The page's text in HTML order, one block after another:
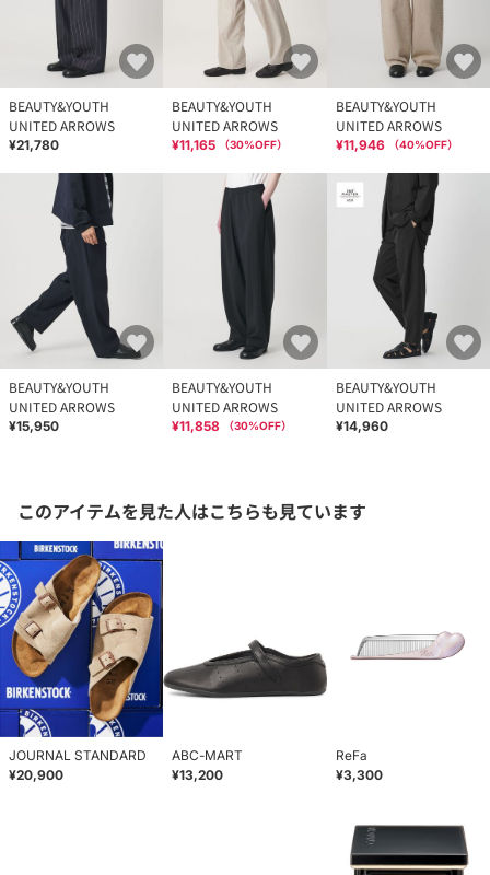
BEAUTY&YOUTH
UNITED ARROWS
¥21,780
BEAUTY&YOUTH
UNITED ARROWS
¥11,165 （30%OFF）
BEAUTY&YOUTH
UNITED ARROWS
¥11,946 （40%OFF）
BEAUTY&YOUTH
UNITED ARROWS
¥15,950
BEAUTY&YOUTH
UNITED ARROWS
¥11,858 （30%OFF）
BEAUTY&YOUTH
UNITED ARROWS
¥14,960